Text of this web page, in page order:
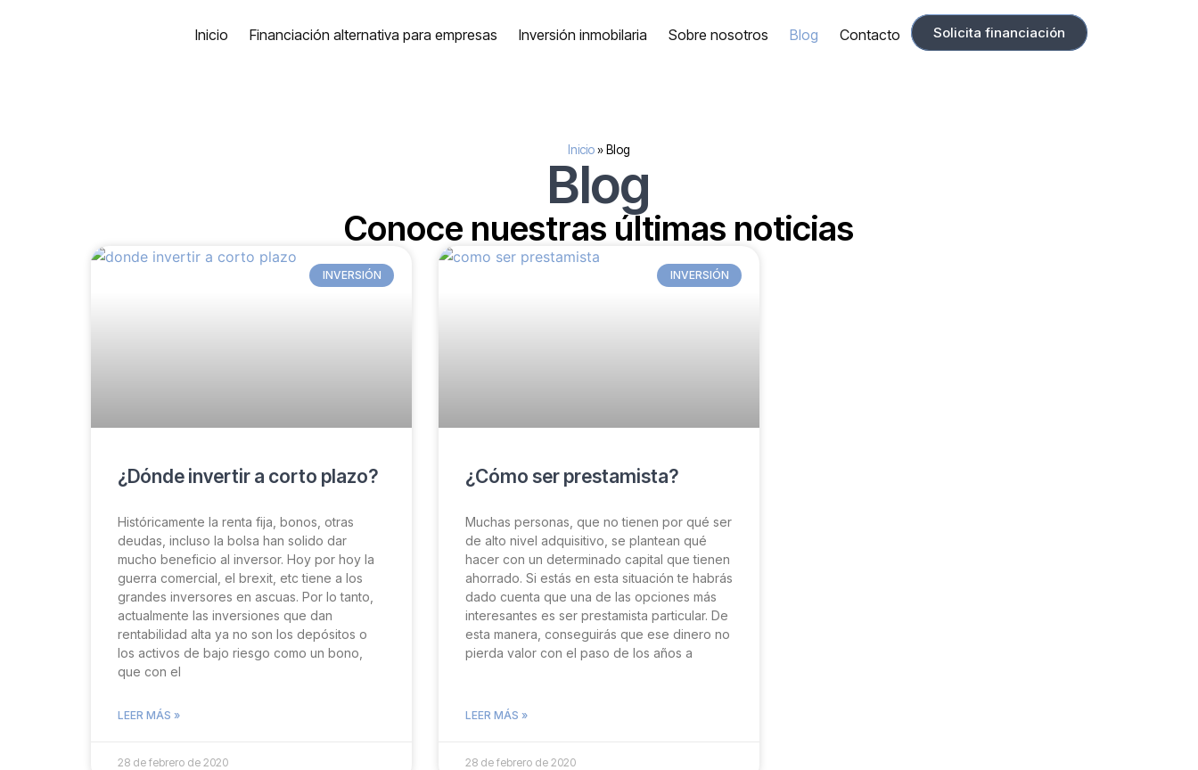
Inicio Financiación alternativa para empresas Inversión inmobilaria Sobre nosotros Blog Contacto Solicita financiación
Inicio» Blog
Blog
Conoce nuestras últimas noticias
INVERSIÓN
¿Dónde invertir a corto plazo?
Históricamente la renta fija, bonos, otras
deudas, incluso la bolsa han solido dar
mucho beneficio al inversor. Hoy por hoy la
guerra comercial, el brexit, etc tiene a los
grandes inversores en ascuas. Por lo tanto,
actualmente las inversiones que dan
rentabilidad alta ya no son los depósitos o
los activos de bajo riesgo como un bono,
que con el
LEER MÁS »
28 de febrero de 2020
INVERSIÓN
¿Cómo ser prestamista?​
Muchas personas, que no tienen por qué ser
de alto nivel adquisitivo, se plantean qué
hacer con un determinado capital que tienen
ahorrado. Si estás en esta situación te habrás
dado cuenta que una de las opciones más
interesantes es ser prestamista particular. De
esta manera, conseguirás que ese dinero no
pierda valor con el paso de los años a
LEER MÁS »
28 de febrero de 2020